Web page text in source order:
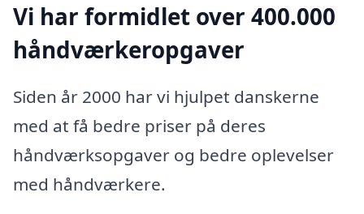
Vi har formidlet over 400.000
håndværkeropgaver
Siden år 2000 har vi hjulpet danskerne
med at få bedre priser på deres
håndværksopgaver og bedre oplevelser
med håndværkere.